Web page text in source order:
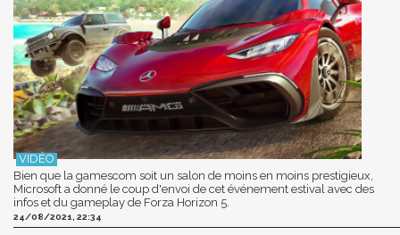
Bien que la gamescom soit un salon de moins en moins prestigieux,
Microsoft a donné le coup d'envoi de cet événement estival avec des
infos et du gameplay de Forza Horizon 5.
24/08/2021, 22:34